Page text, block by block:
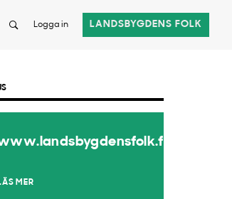
Logga in LANDSBYGDENS FOLK
MER